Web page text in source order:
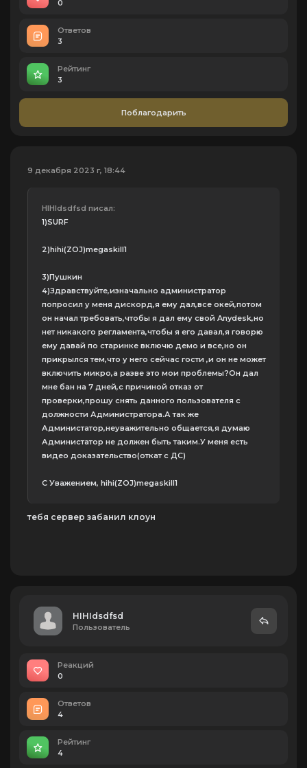
0
Ответов
3
Рейтинг
3
Поблагодарить
9 декабря 2023 г, 18:44
HIHIdsdfsd писал:
1)SURF
2)hihi(ZOJ)megaskill1
3)Пушкин
4)Здравствуйте,изначально администратор
попросил у меня дискорд,я ему дал,все окей,потом
он начал требовать,чтобы я дал ему свой Anydesk,но
нет никакого регламента,чтобы я его давал,я говорю
ему давай по старинке включю демо и все,но он
прикрылся тем,что у него сейчас гости ,и он не может
включить микро,а разве это мои проблемы?Он дал
мне бан на 7 дней,с причиной отказ от
проверки,прошу снять данного пользователя с
должности Администратора.А так же
Администатор,неуважительно общается,я думаю
Администатор не должен быть таким.У меня есть
видео доказательство(откат с ДС)
C Уважением, hihi(ZOJ)megaskill1
тебя сервер забанил клоун
HIHIdsdfsd
Пользователь
Реакций
0
Ответов
4
Рейтинг
4